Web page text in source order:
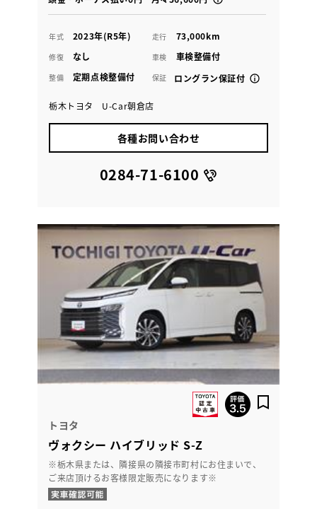
年式 2023年(R5年) 走行 73,000km
修復 なし 車検 車検整備付
整備 定期点検整備付 保証 ロングラン保証付
栃木トヨタ U-Car朝倉店
各種お問い合わせ
0284-71-6100
トヨタ
ヴォクシー ハイブリッド S-Z
※栃木県または、隣接県の隣接市町村にお住まいで、
ご来店頂けるお客様限定販売になります※